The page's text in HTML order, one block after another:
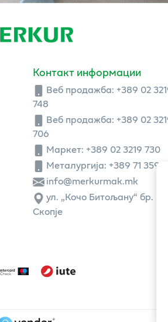
Контакт информации
Веб продажба: +389 02
748
Веб продажба: +389 02
706
Маркет: +389 02 3219 730
Металургија: +389 71 359
info@merkurmak.mk
ул. „Кочо Битољану“ бр. 3,
Скопје